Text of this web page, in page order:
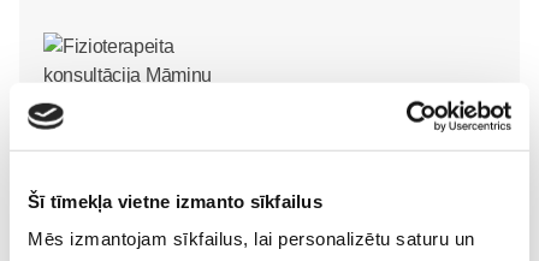
Šī tīmekļa vietne izmanto sīkfailus
Mēs izmantojam sīkfailus, lai personalizētu saturu un
Fizioterapeita konsultācija
topošajiem un jaunajiem